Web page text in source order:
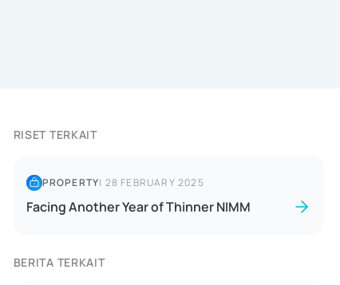
RISET TERKAIT
PROPERTY| 28 FEBRUARY 2025
Facing Another Year of Thinner NIMM
BERITA TERKAIT